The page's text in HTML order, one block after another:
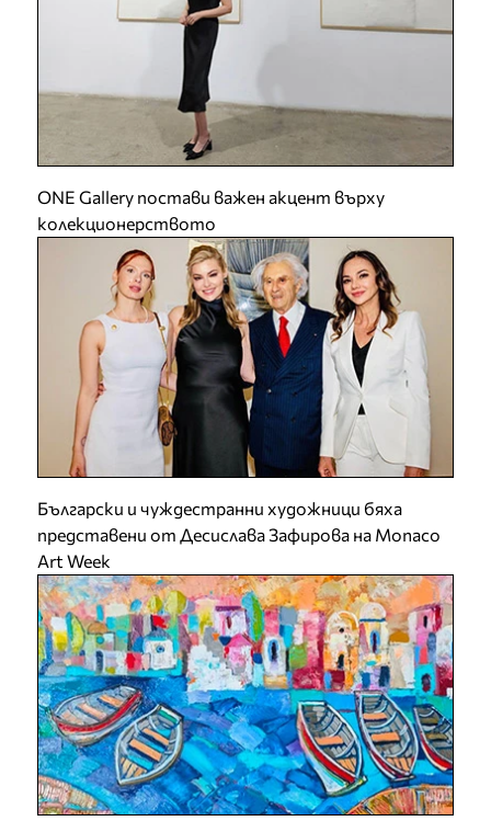
ONE Gallery постави важен акцент върху
колекционерството
Български и чуждестранни художници бяха
представени от Десислава Зафирова на Monaco
Art Week